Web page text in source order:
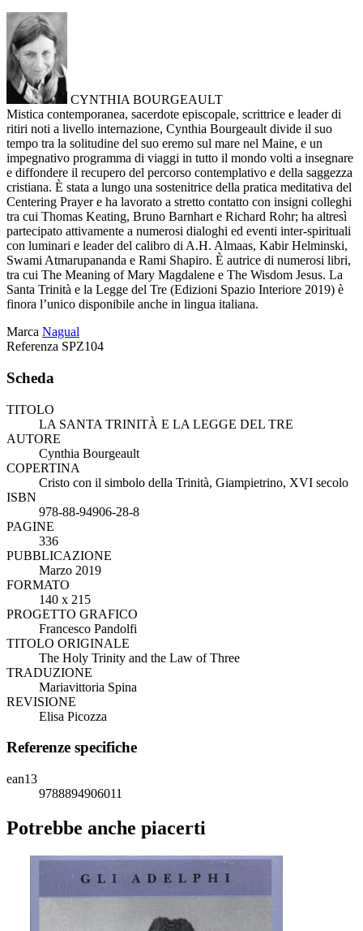
CYNTHIA BOURGEAULT
Mistica contemporanea, sacerdote episcopale, scrittrice e leader di
ritiri noti a livello internazione, Cynthia Bourgeault divide il suo
tempo tra la solitudine del suo eremo sul mare nel Maine, e un
impegnativo programma di viaggi in tutto il mondo volti a insegnare
e diffondere il recupero del percorso contemplativo e della saggezza
cristiana. È stata a lungo una sostenitrice della pratica meditativa del
Centering Prayer e ha lavorato a stretto contatto con insigni colleghi
tra cui Thomas Keating, Bruno Barnhart e Richard Rohr; ha altresì
partecipato attivamente a numerosi dialoghi ed eventi inter-spirituali
con luminari e leader del calibro di A.H. Almaas, Kabir Helminski,
Swami Atmarupananda e Rami Shapiro. È autrice di numerosi libri,
tra cui The Meaning of Mary Magdalene e The Wisdom Jesus. La
Santa Trinità e la Legge del Tre (Edizioni Spazio Interiore 2019) è
finora l’unico disponibile anche in lingua italiana.
Marca Nagual
Referenza SPZ104
Scheda
TITOLO
LA SANTA TRINITÀ E LA LEGGE DEL TRE
AUTORE
Cynthia Bourgeault
COPERTINA
Cristo con il simbolo della Trinità, Giampietrino, XVI secolo
ISBN
978-88-94906-28-8
PAGINE
336
PUBBLICAZIONE
Marzo 2019
FORMATO
140 x 215
PROGETTO GRAFICO
Francesco Pandolfi
TITOLO ORIGINALE
The Holy Trinity and the Law of Three
TRADUZIONE
Mariavittoria Spina
REVISIONE
Elisa Picozza
Referenze specifiche
ean13
9788894906011
Potrebbe anche piacerti